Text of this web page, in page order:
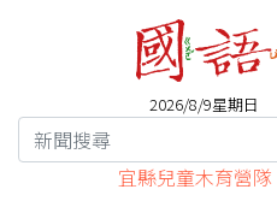
2026/8/9星期日
宜縣兒童木育營